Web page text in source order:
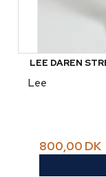
LEE DAREN
Lee
800,00 DK